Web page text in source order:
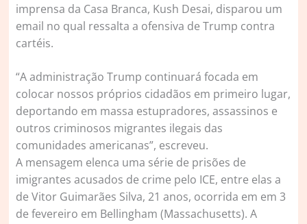
imprensa da Casa Branca, Kush Desai, disparou um
email no qual ressalta a ofensiva de Trump contra
cartéis.
“A administração Trump continuará focada em
colocar nossos próprios cidadãos em primeiro lugar,
deportando em massa estupradores, assassinos e
outros criminosos migrantes ilegais das
comunidades americanas”, escreveu.
A mensagem elenca uma série de prisões de
imigrantes acusados de crime pelo ICE, entre elas a
de Vitor Guimarães Silva, 21 anos, ocorrida em em 3
de fevereiro em Bellingham (Massachusetts). A